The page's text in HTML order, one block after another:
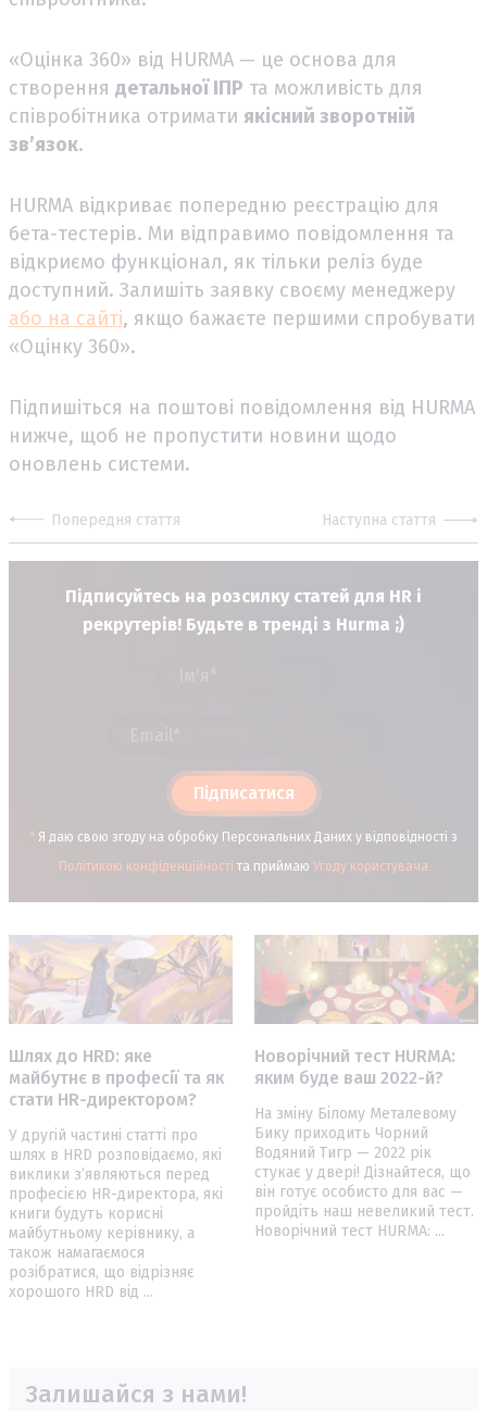
«Оцінка 360» від HURMA — це основа для
створення детальної ІПР та можливість для
співробітника отримати якісний зворотній
зв’язок.
HURMA відкриває попередню реєстрацію для
бета-тестерів. Ми відправимо повідомлення та
відкриємо функціонал, як тільки реліз буде
доступний. Залишіть заявку своєму менеджеру
або на сайті, якщо бажаєте першими спробувати
«Оцінку 360».
Підпишіться на поштові повідомлення від HURMA
нижче, щоб не пропустити новини щодо
оновлень системи.
Попередня стаття Наступна стаття
Підписуйтесь на розсилку статей для HR і
рекрутерів! Будьте в тренді з Hurma ;)
Підписатися
* Я даю свою згоду на обробку Персональних Даних у відповідності з
Політикою конфіденційності та приймаю Угоду користувача
Шлях до HRD: яке
майбутнє в професії та як
стати HR-директором?
У другій частині статті про
шлях в HRD розповідаємо, які
виклики з’являються перед
професією HR-директора, які
книги будуть корисні
майбутньому керівнику, а
також намагаємося
розібратися, що відрізняє
хорошого HRD від ...
Новорічний тест HURMA:
яким буде ваш 2022-й?
На зміну Білому Металевому
Бику приходить Чорний
Водяний Тигр — 2022 рік
стукає у двері! Дізнайтеся, що
він готує особисто для вас —
пройдіть наш невеликий тест.
Новорічний тест HURMA: ...
Залишайся з нами!